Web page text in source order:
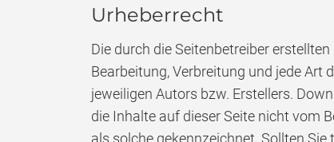
Urheberrecht
Die durch die Seitenbetreiber
Bearbeitung, Verbreitung und jede Art
jeweiligen Autors bzw. Erstellers.
die Inhalte auf dieser Seite nicht vom
als solche gekennzeichnet. Sollten